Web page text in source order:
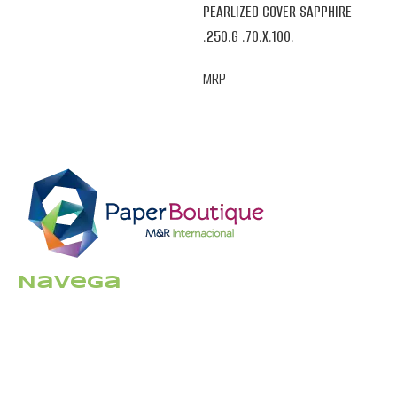
PEARLIZED COVER SAPPHIRE
.250.G .70.X.100.
MRP
Navega